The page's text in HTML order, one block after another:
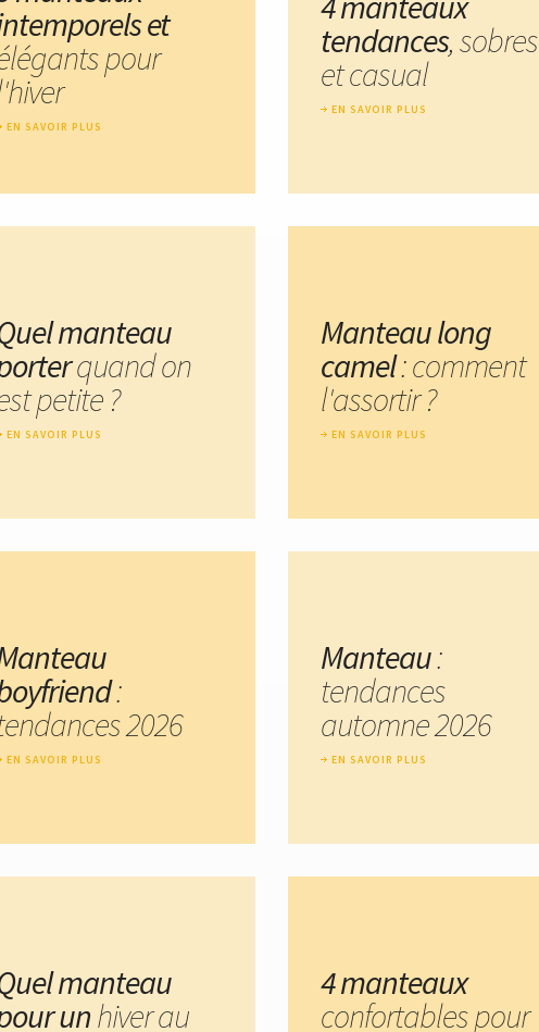
et
pour
EN SAVOIR PLUS
tendances, sobres
et casual
EN SAVOIR PLUS
manteau
quand on
petite ?
EN SAVOIR PLUS
Manteau long
camel: comment
l'assortir ?
EN SAVOIR PLUS
:
2026
EN SAVOIR PLUS
Manteau:
tendances
automne 2026
EN SAVOIR PLUS
manteau
unhiver au
4 manteaux
confortables pour